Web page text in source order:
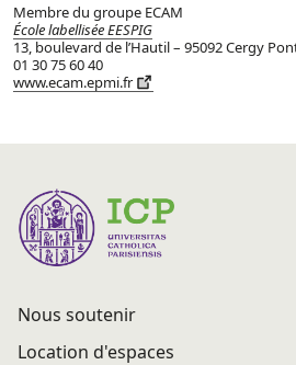
Membre du groupe ECAM
École labellisée EESPIG
13, boulevard de l’Hautil – 95092 Cergy
01 30 75 60 40
www.ecam.epmi.fr
Nous soutenir
Location d'espaces